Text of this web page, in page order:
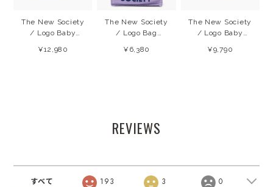
The New Society
/ Logo Baby
(Forged IronW)
¥12,980
The New Society
/ Logo Bag
26AW
¥6,380
The New Society
/ Logo Baby
(Winetasting)
¥9,790
REVIEWS
すべて 193 3 0